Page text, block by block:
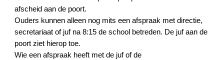
afscheid aan de poort.
Ouders kunnen alleen nog mits een afspraak met directie,
secretariaat of juf na 8:15 de school betreden. De juf aan de
poort ziet hierop toe.
Wie een afspraak heeft met de juf of de